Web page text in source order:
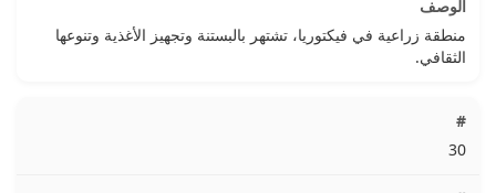
منطقة زراعية في فيكتوريا، تشتهر بالبستنة وتجهيز الأغذية وتنوعها
الثقافي.
30